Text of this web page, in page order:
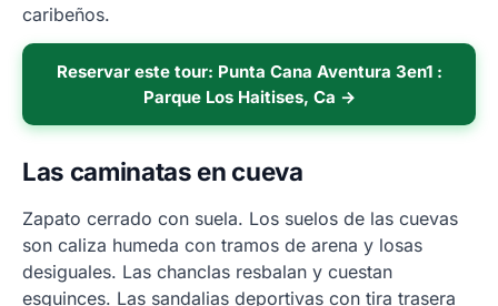
caribeños.
Reservar este tour: Punta Cana Aventura 3en1 :
Parque Los Haitises, Ca →
Las caminatas en cueva
Zapato cerrado con suela. Los suelos de las cuevas
son caliza humeda con tramos de arena y losas
desiguales. Las chanclas resbalan y cuestan
esguinces. Las sandalias deportivas con tira trasera